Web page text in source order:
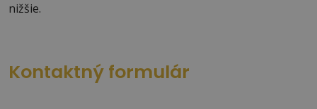
nižšie.
Kontaktný formulár